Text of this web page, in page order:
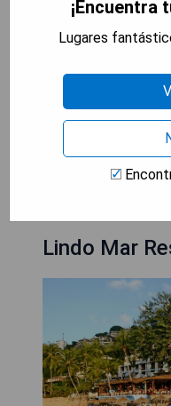
Cons:
- Precio elevado
- Algunas
según las
Lindo Mar
¡Encuentra
Lugares